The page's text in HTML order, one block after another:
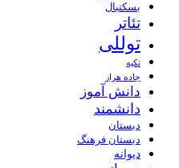
بسکتبال
تئاتر
توللی
تکیه
جاده هراز
دانش آموز
دانشمند
دبستان
دبستان فرهنگ
دیوانه